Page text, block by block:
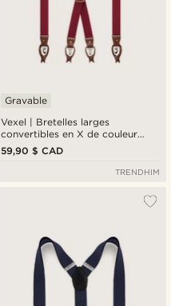
Vexel | Bretelles larges
convertibles en X de couleur
bourgogne
Gravable
59,90 $ CAD
TRENDHIM